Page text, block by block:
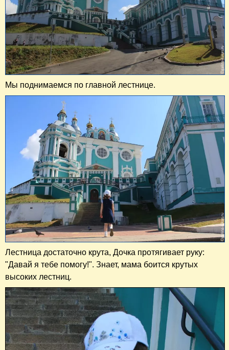
Мы поднимаемся по главной лестнице.
Лестница достаточно крута, Дочка протягивает руку:
"Давай я тебе помогу!". Знает, мама боится крутых
высоких лестниц.